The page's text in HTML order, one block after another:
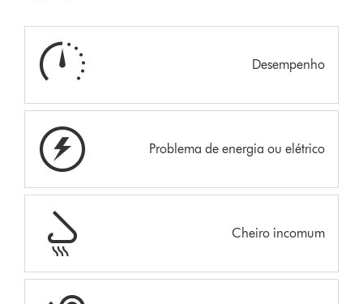
Desempenho
Problema de energia ou elétrico
Cheiro incomum